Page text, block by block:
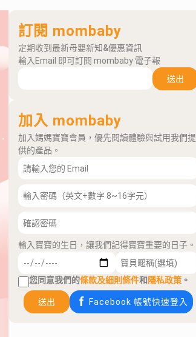
訂閱 mombaby
定期收到最新母嬰新知&優惠資訊
輸入Email 即可訂閱 mombaby 電子報
送出
加入 mombaby
加入媽媽寶寶會員，優先閱讀體驗與試用我們提
供的產品。
輸入寶寶的生日，讓我們記得寶寶重要的日子。
您同意我們的條款及細則條件和隱私政策 。
送出 Facebook 帳號快速登入